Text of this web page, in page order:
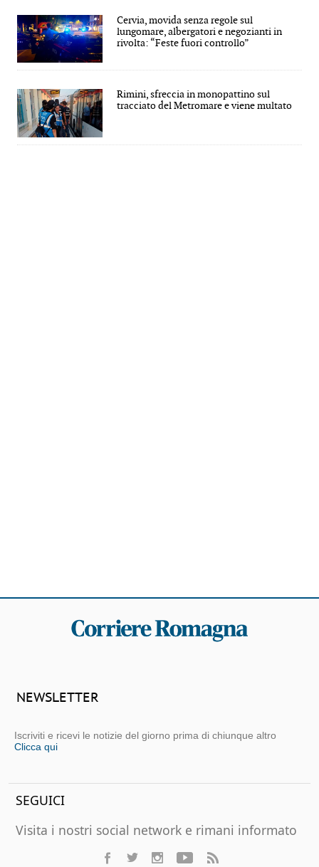
Cervia, movida senza regole sul
lungomare, albergatori e negozianti in
rivolta: “Feste fuori controllo”
Rimini, sfreccia in monopattino sul
tracciato del Metromare e viene multato
NEWSLETTER
Iscriviti e ricevi le notizie del giorno prima di chiunque altro
Clicca qui
SEGUICI
Visita i nostri social network e rimani informato